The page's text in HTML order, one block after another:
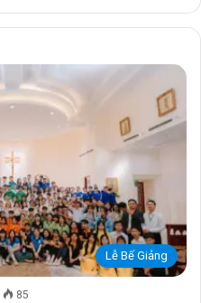
Lễ Bế Giảng
85